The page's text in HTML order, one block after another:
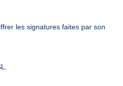
les signatures faites par son